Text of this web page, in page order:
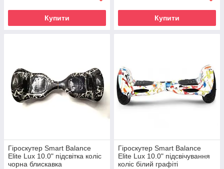
Купити Купити
Гіроскутер Smart Balance
Elite Lux 10.0" підсвітка коліс
чорна блискавка
Гіроскутер Smart Balance
Elite Lux 10.0" підсвічування
коліс білий графіті